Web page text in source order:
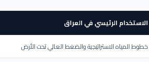
الاستخدام الرئيسي في العراق
خطوط المياه الاستراتيجية والضغط العالي تحت الأرض